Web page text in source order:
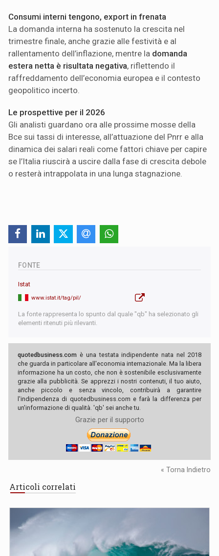
Consumi interni tengono, export in frenata
La domanda interna ha sostenuto la crescita nel
trimestre finale, anche grazie alle festività e al
rallentamento dell’inflazione, mentre la domanda
estera netta è risultata negativa, riflettendo il
raffreddamento dell’economia europea e il contesto
geopolitico incerto.
Le prospettive per il 2026
Gli analisti guardano ora alle prossime mosse della
Bce sui tassi di interesse, all’attuazione del Pnrr e alla
dinamica dei salari reali come fattori chiave per capire
se l’Italia riuscirà a uscire dalla fase di crescita debole
o resterà intrappolata in una lunga stagnazione.
FONTE
Istat
www.istat.it/tag/pil/
La fonte rappresenta lo spunto dal quale "qb" ha selezionato gli
elementi ritenuti più rilevanti.
quotedbusiness.com è una testata indipendente nata nel 2018
che guarda in particolare all'economia internazionale. Ma la libera
informazione ha un costo, che non è sostenibile esclusivamente
grazie alla pubblicità. Se apprezzi i nostri contenuti, il tuo aiuto,
anche piccolo e senza vincolo, contribuirà a garantire
l'indipendenza di quotedbusiness.com e farà la differenza per
un'informazione di qualità. 'qb' sei anche tu.
Grazie per il supporto
« Torna Indietro
Articoli correlati